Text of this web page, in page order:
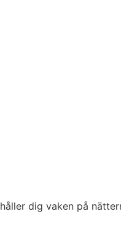
dig vaken på